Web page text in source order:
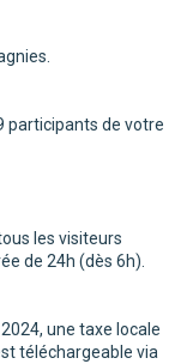
participants de votre
les visiteurs
de 24h (dès 6h).
une taxe locale
téléchargeable via